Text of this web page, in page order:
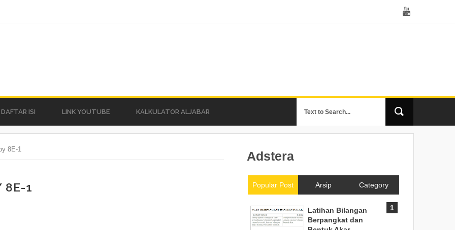
DAFTAR ISI LINK YOUTUBE KALKULATOR ALJABAR
8E-1
8E-1
Adstera
Popular Post Arsip Category
Latihan Bilangan
Berpangkat dan